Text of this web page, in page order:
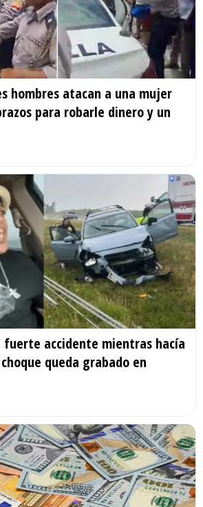
hombres atacan a una mujer
para robarle dinero y un
fuerte accidente mientras hacía
queda grabado en